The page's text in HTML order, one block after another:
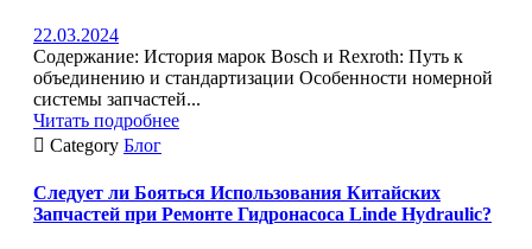
22.03.2024
Содержание: История марок Bosch и Rexroth: Путь к
объединению и стандартизации Особенности номерной
системы запчастей...
Читать подробнее
 Category Блог
Следует ли Бояться Использования Китайских
Запчастей при Ремонте Гидронасоса Linde Hydraulic?